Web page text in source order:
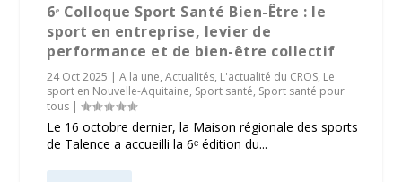
6ᵉ Colloque Sport Santé Bien-Être : le
sport en entreprise, levier de
performance et de bien-être collectif
24 Oct 2025 |A la une,Actualités, L'actualité du CROS, Le
sport en Nouvelle-Aquitaine, Sport santé, Sport santé pour
tous |
Le 16 octobre dernier, la Maison régionale des sports
de Talence a accueilli la 6ᵉ édition du...